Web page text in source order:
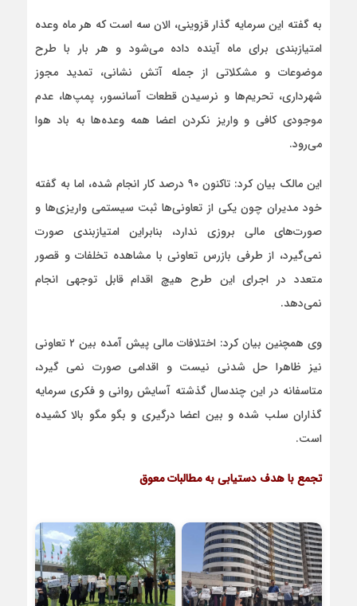
به گفته این سرمایه گذار قزوینی، الان سه است که هر ماه وعده
امتیازبندی برای ماه آینده داده می‌شود و هر بار با طرح
موضوعات و مشکلاتی از جمله آتش نشانی، تمدید مجوز
شهرداری، تحریم‌ها و نرسیدن قطعات آسانسور، پمپ‌ها، عدم
موجودی کافی و واریز نکردن اعضا همه وعده‌‌‌ها به باد هوا
می‌رود.
این مالک بیان کرد: تاکنون ۹۰ درصد کار انجام شده، اما به گفته
خود مدیران چون یکی از تعاونی‌ها ثبت سیستمی واریزی‌ها و
صورت‌های مالی بروزی ندارد، بنابراین امتیازبندی صورت
نمی‌گیرد، از طرفی بازرس تعاونی‌ با مشاهده تخلفات و قصور
متعدد در اجرای این طرح هیچ اقدام قابل توجهی انجام
نمی‌دهد.
وی همچنین بیان کرد: اختلافات مالی پیش آمده بین ۲ تعاونی
نیز ظاهرا حل شدنی نیست و اقدامی صورت نمی گیرد،
متاسفانه در این چندسال گذشته آسایش روانی و فکری سرمایه
گذاران سلب شده و بین اعضا درگیری و بگو مگو بالا کشیده
است.
تجمع با هدف دستیابی به مطالبات معوق